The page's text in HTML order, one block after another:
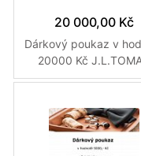
20 000,00 Kč
Dárkový poukaz v
20000 Kč